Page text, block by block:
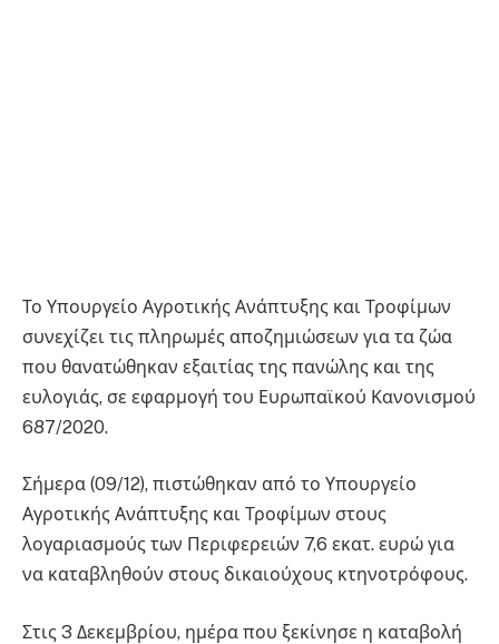
Το Υπουργείο Αγροτικής Ανάπτυξης και Τροφίμων
συνεχίζει τις πληρωμές αποζημιώσεων για τα ζώα
που θανατώθηκαν εξαιτίας της πανώλης και της
ευλογιάς, σε εφαρμογή του Ευρωπαϊκού Κανονισμού
687/2020.
Σήμερα (09/12), πιστώθηκαν από το Υπουργείο
Αγροτικής Ανάπτυξης και Τροφίμων στους
λογαριασμούς των Περιφερειών 7,6 εκατ. ευρώ για
να καταβληθούν στους δικαιούχους κτηνοτρόφους.
Στις 3 Δεκεμβρίου, ημέρα που ξεκίνησε η καταβολή